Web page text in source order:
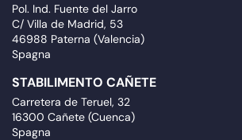
Pol. Ind. Fuente del Jarro
C/ Villa de Madrid, 53
46988 Paterna (Valencia)
Spagna
STABILIMENTO CAÑETE
Carretera de Teruel, 32
16300 Cañete (Cuenca)
Spagna